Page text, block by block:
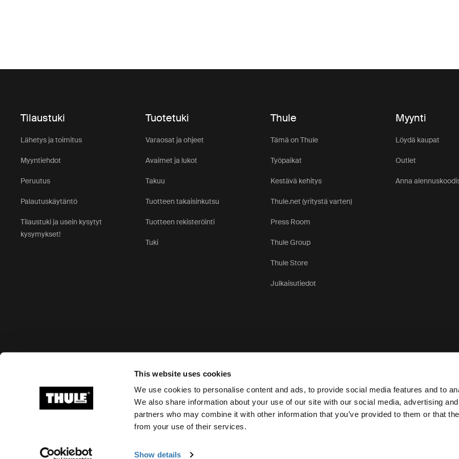
This website uses cookies
We use cookies to personalise content and ads, to provide social media features and to
We also share information about your use of our site with our social media, advertising
partners who may combine it with other information that you’ve provided to them or that
from your use of their services.
Show details
Tilaustuki
Lähetys ja toimitus
Myyntiehdot
Peruutus
Palautuskäytäntö
Tilaustuki ja usein kysytyt
kysymykset!
Tuotetuki
Varaosat ja ohjeet
Avaimet ja lukot
Takuu
Tuotteen takaisinkutsu
Tuotteen rekisteröinti
Tuki
Thule
Tämä on Thule
Työpaikat
Kestävä kehitys
Thule.net (yritystä varten)
Press Room
Thule Group
Thule Store
Julkaisutiedot
Myynti
Löydä kaupat
Outlet
Anna
Ⓒ 2026 Thule Group Kaikki oikeudet pidätetään